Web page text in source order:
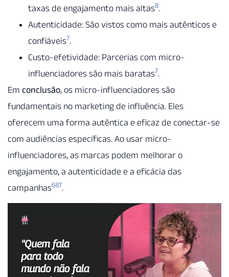
taxas de engajamento mais altas8.
Autenticidade: São vistos como mais autênticos e
confiáveis7.
Custo-efetividade: Parcerias com micro-
influenciadores são mais baratas7.
Em conclusão, os micro-influenciadores são
fundamentais no marketing de influência. Eles
oferecem uma forma autêntica e eficaz de conectar-se
com audiências específicas. Ao usar micro-
influenciadores, as marcas podem melhorar o
engajamento, a autenticidade e a eficácia das
campanhas687.